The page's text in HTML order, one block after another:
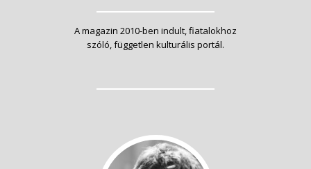
A magazin 2010-ben indult, fiatalokhoz
szóló, független kulturális portál.